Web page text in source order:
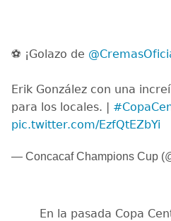
⚽ ¡Golazo de
Erik González con una
para los locales. |
pic.twitter.com/EzfQtEZbYi
— Concacaf Champions Cup
En la pasada Copa